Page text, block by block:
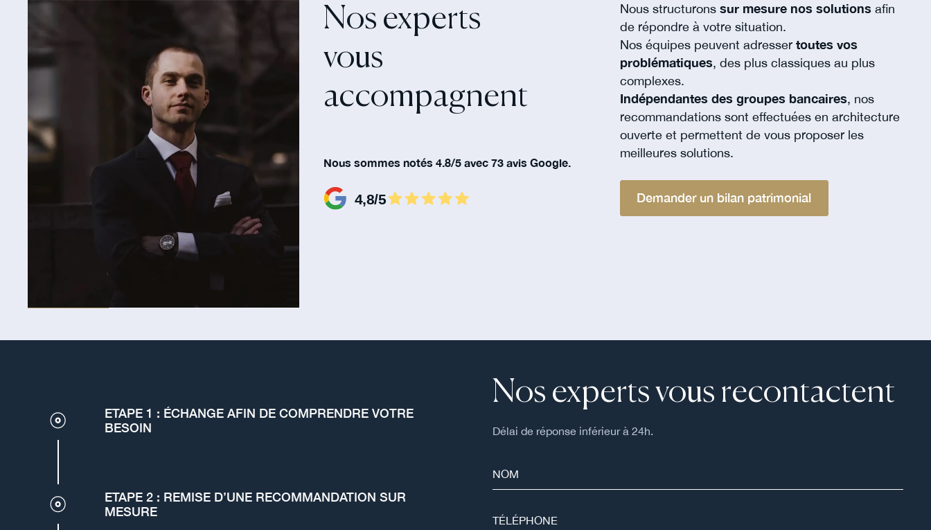
Nos experts
vous
accompagnent‍
Nous sommes notés 4.8/5 avec 73 avis Google.
Nous structurons sur mesure nos solutions afin
de répondre à votre situation.
Nos équipes peuvent adresser toutes vos
problématiques, des plus classiques au plus
complexes.
Indépendantes des groupes bancaires, nos
recommandations sont effectuées en architecture
ouverte et permettent de vous proposer les
meilleures solutions.
Demander un bilan patrimonial
ETAPE 1 : ÉCHANGE AFIN DE COMPRENDRE VOTRE
BESOIN
ETAPE 2 : REMISE D’UNE RECOMMANDATION SUR
MESURE
Nos experts vous recontactent
Délai de réponse inférieur à 24h.